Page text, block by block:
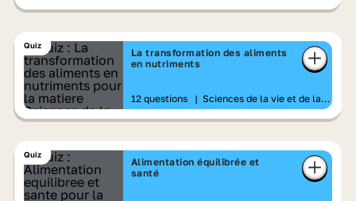
Quiz
La transformation des aliments
en nutriments
12 questions | Sciences de la vie et de la
Terre
Quiz
Alimentation équilibrée et
santé